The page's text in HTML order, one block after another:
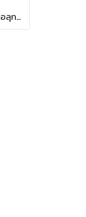
SCG ครอบรางตรง รุ่นเดอลุกซ์ สีขาว